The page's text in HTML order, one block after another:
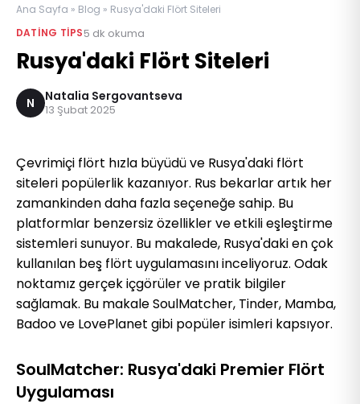
Ana Sayfa » Blog » Rusya'daki Flört Siteleri
DATING TIPS5 dk okuma
Rusya'daki Flört Siteleri
N Natalia Sergovantseva
13 Şubat 2025
Çevrimiçi flört hızla büyüdü ve Rusya'daki flört
siteleri popülerlik kazanıyor. Rus bekarlar artık her
zamankinden daha fazla seçeneğe sahip. Bu
platformlar benzersiz özellikler ve etkili eşleştirme
sistemleri sunuyor. Bu makalede, Rusya'daki en çok
kullanılan beş flört uygulamasını inceliyoruz. Odak
noktamız gerçek içgörüler ve pratik bilgiler
sağlamak. Bu makale SoulMatcher, Tinder, Mamba,
Badoo ve LovePlanet gibi popüler isimleri kapsıyor.
SoulMatcher: Rusya'daki Premier Flört
Uygulaması